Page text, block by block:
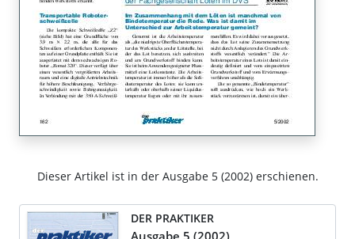
Dieser Artikel ist in der Ausgabe 5 (2002) erschienen.
DER PRAKTIKER